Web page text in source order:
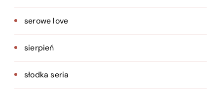
serowe love
sierpień
słodka seria